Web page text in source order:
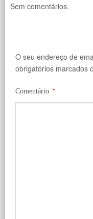
Sem comentários.
O seu endereço de
obrigatórios marcados
Comentário *